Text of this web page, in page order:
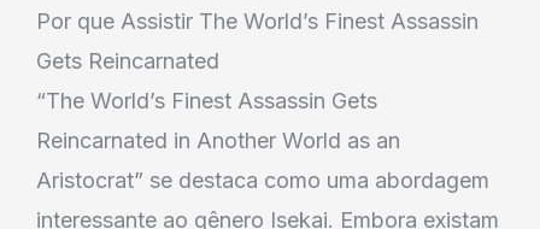
Por que Assistir The World’s Finest Assassin
Gets Reincarnated
“The World’s Finest Assassin Gets
Reincarnated in Another World as an
Aristocrat” se destaca como uma abordagem
interessante ao gênero Isekai. Embora existam